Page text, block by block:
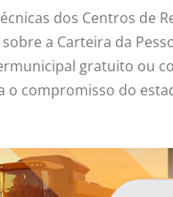
dos Centros de
a Carteira da
gratuito ou
o compromisso do